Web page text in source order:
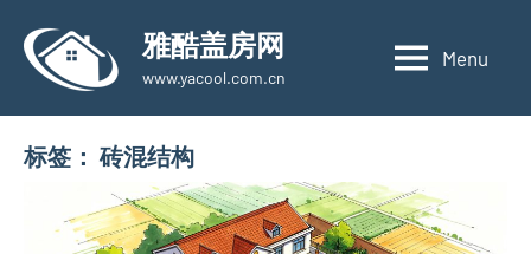
content
雅酷盖房网
www.yacool.com.cn
Menu
标签： 砖混结构